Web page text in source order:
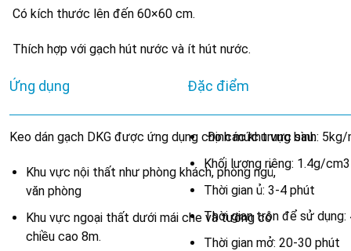
Có kích thước lên đến 60×60 cm.
Thích hợp với gạch hút nước và ít hút nước.
Ứng dụng
Keo dán gạch DKG được ứng dụng cho các khu vực sau:
Khu vực nội thất như phòng khách, phòng ngủ,
văn phòng
Khu vực ngoại thất dưới mái che và tường có
chiều cao 8m.
Đặc điểm
Định mức trung bình: 5kg/
Khối lượng riêng: 1.4g/cm3
Thời gian ủ: 3-4 phút
Thời gian trộn để sử dụng:
Thời gian mở: 20-30 phút